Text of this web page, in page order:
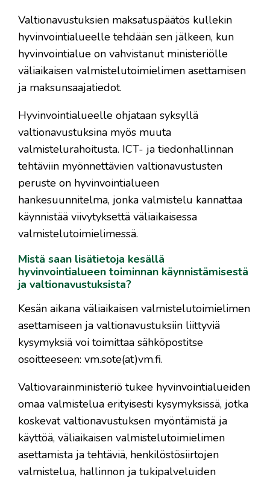
Valtionavustuksien maksatuspäätös kullekin
hyvinvointialueelle tehdään sen jälkeen, kun
hyvinvointialue on vahvistanut ministeriölle
väliaikaisen valmistelutoimielimen asettamisen
ja maksunsaajatiedot.
Hyvinvointialueelle ohjataan syksyllä
valtionavustuksina myös muuta
valmistelurahoitusta. ICT- ja tiedonhallinnan
tehtäviin myönnettävien valtionavustusten
peruste on hyvinvointialueen
hankesuunnitelma, jonka valmistelu kannattaa
käynnistää viivytyksettä väliaikaisessa
valmistelutoimielimessä.
Mistä saan lisätietoja kesällä
hyvinvointialueen toiminnan käynnistämisestä
ja valtionavustuksista?
Kesän aikana väliaikaisen valmistelutoimielimen
asettamiseen ja valtionavustuksiin liittyviä
kysymyksiä voi toimittaa sähköpostitse
osoitteeseen: vm.sote(at)vm.fi.
Valtiovarainministeriö tukee hyvinvointialueiden
omaa valmistelua erityisesti kysymyksissä, jotka
koskevat valtionavustuksen myöntämistä ja
käyttöä, väliaikaisen valmistelutoimielimen
asettamista ja tehtäviä, henkilöstösiirtojen
valmistelua, hallinnon ja tukipalveluiden